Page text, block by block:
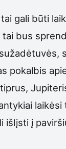
gali būti
tai bus
pokalbis
laikėsi
išlįsti į